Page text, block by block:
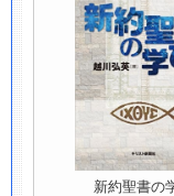
新約聖書の